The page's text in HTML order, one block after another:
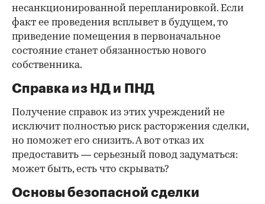
несанкционированной перепланировкой. Если
факт ее проведения всплывет в будущем, то
приведение помещения в первоначальное
состояние станет обязанностью нового
собственника.
Справка из НД и ПНД
Получение справок из этих учреждений не
исключит полностью риск расторжения сделки,
но поможет его снизить. А вот отказ их
предоставить — серьезный повод задуматься:
может быть, есть что скрывать?
Основы безопасной сделки